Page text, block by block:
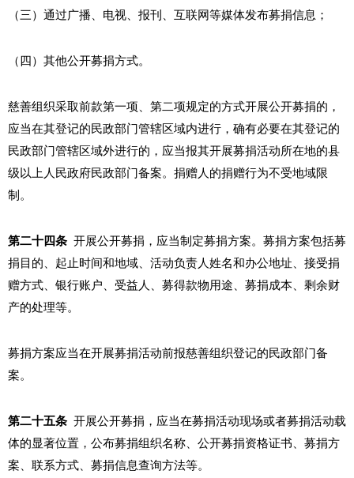
（三）通过广播、电视、报刊、互联网等媒体发布募捐信息；
（四）其他公开募捐方式。
慈善组织采取前款第一项、第二项规定的方式开展公开募捐的，
应当在其登记的民政部门管辖区域内进行，确有必要在其登记的
民政部门管辖区域外进行的，应当报其开展募捐活动所在地的县
级以上人民政府民政部门备案。捐赠人的捐赠行为不受地域限
制。
第二十四条 开展公开募捐，应当制定募捐方案。募捐方案包括募
捐目的、起止时间和地域、活动负责人姓名和办公地址、接受捐
赠方式、银行账户、受益人、募得款物用途、募捐成本、剩余财
产的处理等。
募捐方案应当在开展募捐活动前报慈善组织登记的民政部门备
案。
第二十五条 开展公开募捐，应当在募捐活动现场或者募捐活动载
体的显著位置，公布募捐组织名称、公开募捐资格证书、募捐方
案、联系方式、募捐信息查询方法等。